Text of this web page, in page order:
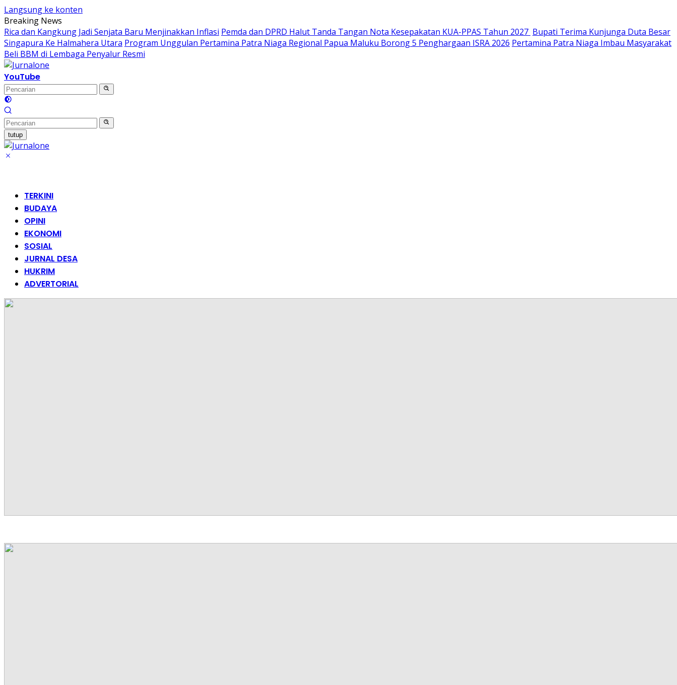
Langsung ke konten
Breaking News
Rica dan Kangkung Jadi Senjata Baru Menjinakkan Inflasi Pemda dan DPRD Halut Tanda Tangan Nota Kesepakatan KUA-PPAS Tahun 2027 Bupati Terima Kunjunga Duta Besar
Singapura Ke Halmahera Utara Program Unggulan Pertamina Patra Niaga Regional Papua Maluku Borong 5 Penghargaan ISRA 2026 Pertamina Patra Niaga Imbau Masyarakat
Beli BBM di Lembaga Penyalur Resmi
YouTube
tutup
TERKINI
BUDAYA
OPINI
EKONOMI
SOSIAL
JURNAL DESA
HUKRIM
ADVERTORIAL